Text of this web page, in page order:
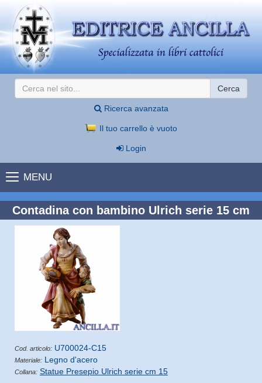
Cerca
Ricerca avanzata
Il tuo carrello è vuoto
Login
MENU
Contadina con bambino Ulrich serie 15 cm
Cod. articolo: U700024-C15
Materiale: Legno d'acero
Collana: Statue Presepio Ulrich serie cm 15